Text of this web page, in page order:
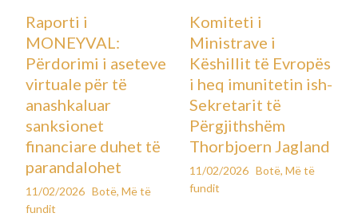
Raporti i
MONEYVAL:
Përdorimi i aseteve
virtuale për të
anashkaluar
sanksionet
financiare duhet të
parandalohet
11/02/2026 Botë,Më të
fundit
Komiteti i
Ministrave i
Këshillit të Evropës
i heq imunitetin ish-
Sekretarit të
Përgjithshëm
Thorbjoern Jagland
11/02/2026 Botë, Më të
fundit